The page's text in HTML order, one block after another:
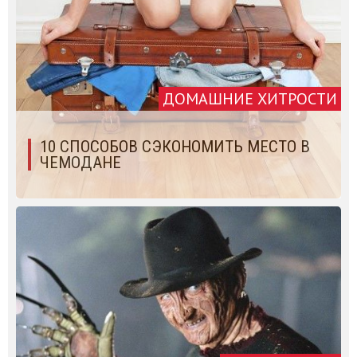
ДОМАШНИЕ ХИТРОСТИ
10 СПОСОБОВ СЭКОНОМИТЬ МЕСТО В
ЧЕМОДАНЕ